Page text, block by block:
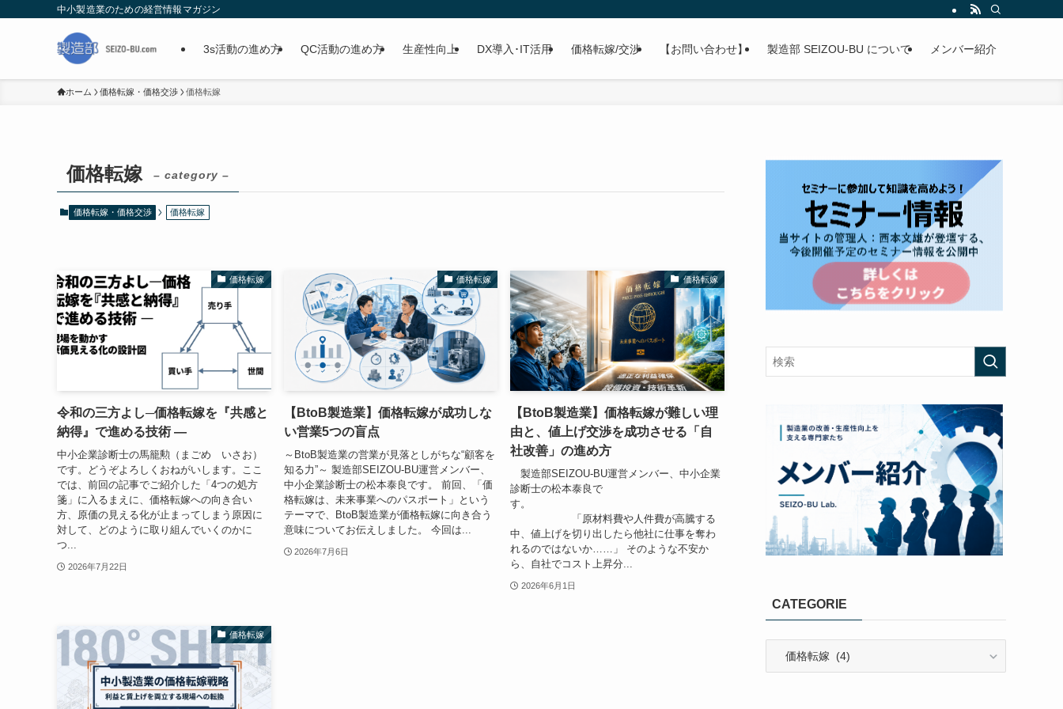
中小製造業のための経営情報マガジン
3s活動の進め方 QC活動の進め方 生産性向上 DX導入･IT活用 価格転嫁/交渉 【お問い合わせ】 製造部 SEIZOU-BU について メンバー紹介
ホーム 価格転嫁・価格交渉 価格転嫁
価格転嫁 – category –
価格転嫁・価格交渉 価格転嫁
価格転嫁
令和の三方よし─価格転嫁を『共感と
納得』で進める技術 ―
中小企業診断士の馬籠勲（まごめ いさお）
です。どうぞよろしくおねがいします。ここ
では、前回の記事でご紹介した「4つの処方
箋」に入るまえに、価格転嫁への向き合い
方、原価の見える化が止まってしまう原因に
対して、どのように取り組んでいくのかに
つ...
2026年7月22日
価格転嫁
【BtoB製造業】価格転嫁が成功しな
い営業5つの盲点
～BtoB製造業の営業が見落としがちな“顧客を
知る力”～ 製造部SEIZOU-BU運営メンバー、
中小企業診断士の松本泰良です。 前回、「価
格転嫁は、未来事業へのパスポート」という
テーマで、BtoB製造業が価格転嫁に向き合う
意味についてお伝えしました。 今回は...
2026年7月6日
価格転嫁
【BtoB製造業】価格転嫁が難しい理
由と、値上げ交渉を成功させる「自
社改善」の進め方
製造部SEIZOU-BU運営メンバー、中小企業
診断士の松本泰良で
す。
「原材料費や人件費が高騰する
中、値上げを切り出したら他社に仕事を奪わ
れるのではないか……」 そのような不安か
ら、自社でコスト上昇分...
2026年6月1日
価格転嫁
CATEGORIE